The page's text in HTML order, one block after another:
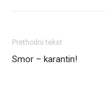
Prethodni tekst
Smor – karantin!